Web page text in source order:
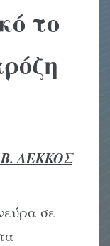
το
ΛEKKOΣ
σε